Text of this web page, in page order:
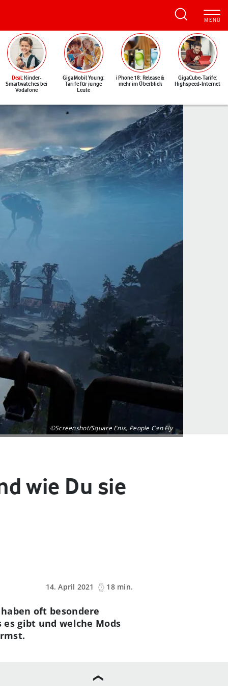
Deal: Kinder-
Smartwatches bei
Vodafone
GigaMobil Young:
Tarife für junge
Leute
iPhone 18: Release &
mehr im Überblick
GigaCube-Tarife:
Highspeed-Internet
©Screenshot/Square Enix, People Can Fly
wie Du sie
14. April 2021
18 min.
oft besondere
gibt und welche Mods